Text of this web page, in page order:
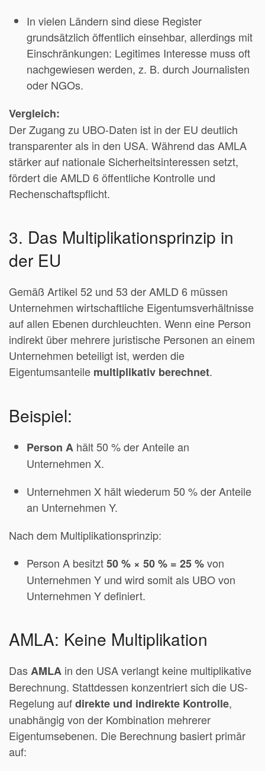
In vielen Ländern sind diese Register
grundsätzlich öffentlich einsehbar, allerdings mit
Einschränkungen: Legitimes Interesse muss oft
nachgewiesen werden, z. B. durch Journalisten
oder NGOs.
Vergleich:
Der Zugang zu UBO-Daten ist in der EU deutlich
transparenter als in den USA. Während das AMLA
stärker auf nationale Sicherheitsinteressen setzt,
fördert die AMLD 6 öffentliche Kontrolle und
Rechenschaftspflicht.
3. Das Multiplikationsprinzip in
der EU
Gemäß Artikel 52 und 53 der AMLD 6 müssen
Unternehmen wirtschaftliche Eigentumsverhältnisse
auf allen Ebenen durchleuchten. Wenn eine Person
indirekt über mehrere juristische Personen an einem
Unternehmen beteiligt ist, werden die
Eigentumsanteile multiplikativ berechnet.
Beispiel:
Person A hält 50 % der Anteile an
Unternehmen X.
Unternehmen X hält wiederum 50 % der Anteile
an Unternehmen Y.
Nach dem Multiplikationsprinzip:
Person A besitzt50 % × 50 % = 25 %von
Unternehmen Y und wird somit als UBO von
Unternehmen Y definiert.
AMLA: Keine Multiplikation
DasAMLA in den USA verlangt keine multiplikative
Berechnung. Stattdessen konzentriert sich die US-
Regelung aufdirekte und indirekte Kontrolle,
unabhängig von der Kombination mehrerer
Eigentumsebenen. Die Berechnung basiert primär
auf: